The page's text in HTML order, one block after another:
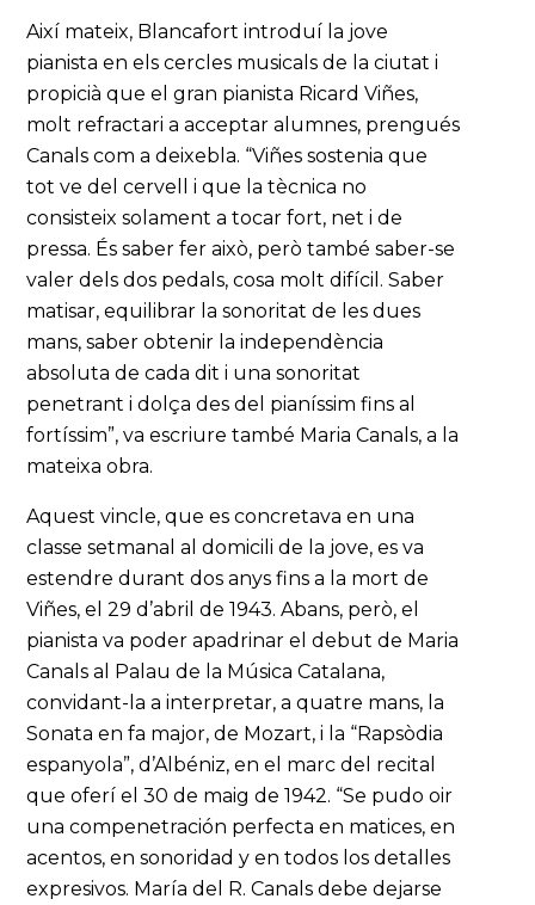
Així mateix, Blancafort introduí la jove
pianista en els cercles musicals de la ciutat i
propicià que el gran pianista Ricard Viñes,
molt refractari a acceptar alumnes, prengués
Canals com a deixebla. “Viñes sostenia que
tot ve del cervell i que la tècnica no
consisteix solament a tocar fort, net i de
pressa. És saber fer això, però també saber-se
valer dels dos pedals, cosa molt difícil. Saber
matisar, equilibrar la sonoritat de les dues
mans, saber obtenir la independència
absoluta de cada dit i una sonoritat
penetrant i dolça des del pianíssim fins al
fortíssim”, va escriure també Maria Canals, a la
mateixa obra.
Aquest vincle, que es concretava en una
classe setmanal al domicili de la jove, es va
estendre durant dos anys fins a la mort de
Viñes, el 29 d’abril de 1943. Abans, però, el
pianista va poder apadrinar el debut de Maria
Canals al Palau de la Música Catalana,
convidant-la a interpretar, a quatre mans, la
Sonata en fa major, de Mozart, i la “Rapsòdia
espanyola”, d’Albéniz, en el marc del recital
que oferí el 30 de maig de 1942. “Se pudo oir
una compenetración perfecta en matices, en
acentos, en sonoridad y en todos los detalles
expresivos. María del R. Canals debe dejarse